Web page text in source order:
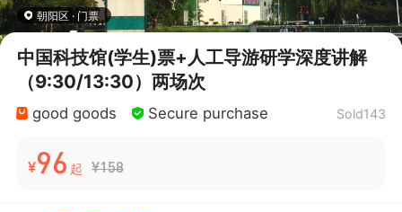
朝阳区 · 门票
中国科技馆(学生)票+人工导游研学深度讲解
（9:30/13:30）两场次
good goods Secure purchase Sold143
¥96 起 ¥158